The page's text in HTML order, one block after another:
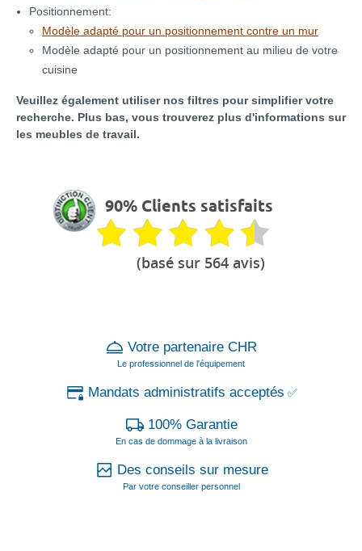
Positionnement:
Modèle adapté pour un positionnement contre un mur
Modèle adapté pour un positionnement au milieu de votre
cuisine
Veuillez également utiliser nos filtres pour simplifier votre
recherche. Plus bas, vous trouverez plus d'informations sur
les meubles de travail.
90% Clients satisfaits
(basé sur 564 avis)
Votre partenaire CHR
Le professionnel de l'équipement
Mandats administratifs acceptés ✅
100% Garantie
En cas de dommage à la livraison
Des conseils sur mesure
Par votre conseiller personnel